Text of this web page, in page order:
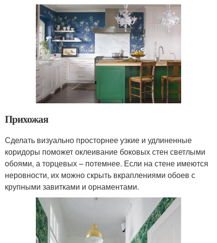
Прихожая
Сделать визуально просторнее узкие и удлиненные
коридоры поможет оклеивание боковых стен светлыми
обоями, а торцевых – потемнее. Если на стене имеются
неровности, их можно скрыть вкраплениями обоев с
крупными завитками и орнаментами.